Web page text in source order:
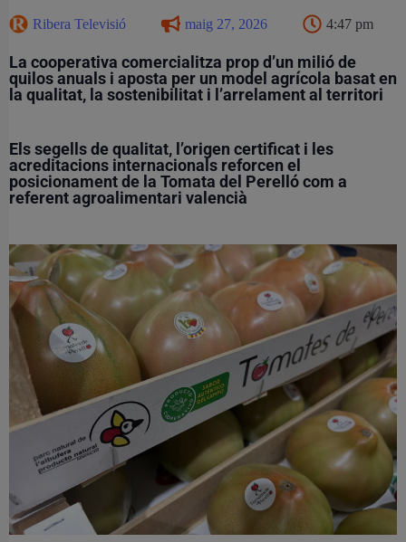
Ribera Televisió maig 27, 2026 4:47 pm
La cooperativa comercialitza prop d’un milió de
quilos anuals i aposta per un model agrícola basat en
la qualitat, la sostenibilitat i l’arrelament al territori
Els segells de qualitat, l’origen certificat i les
acreditacions internacionals reforcen el
posicionament de la Tomata del Perelló com a
referent agroalimentari valencià